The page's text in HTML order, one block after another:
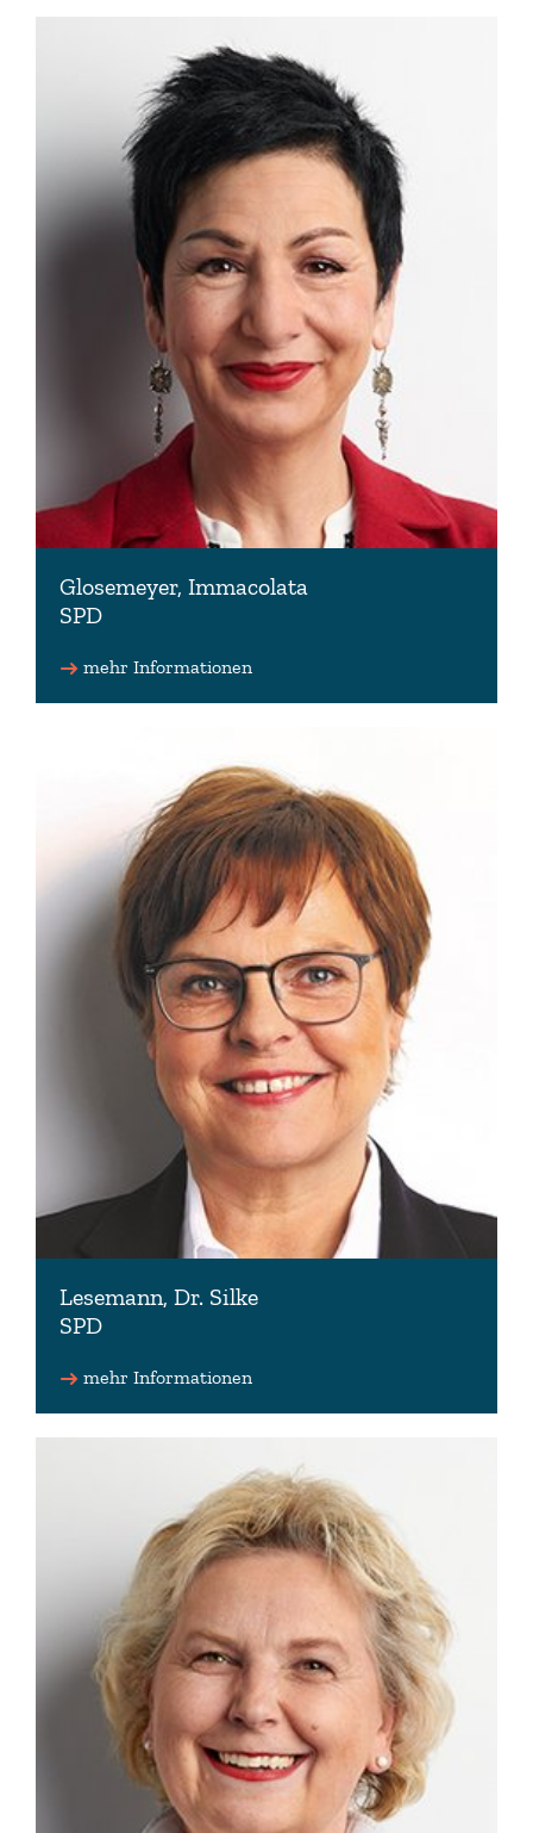
info(at)ulrich-watermann.de
www.ulrich-watermann.de
Glosemeyer, Immacolata
SPD
www.immacolata-glosemeyer.de
mehr Informationen
Lesemann, Dr. Silke
SPD
www.silke-lesemann.de
mehr Informationen